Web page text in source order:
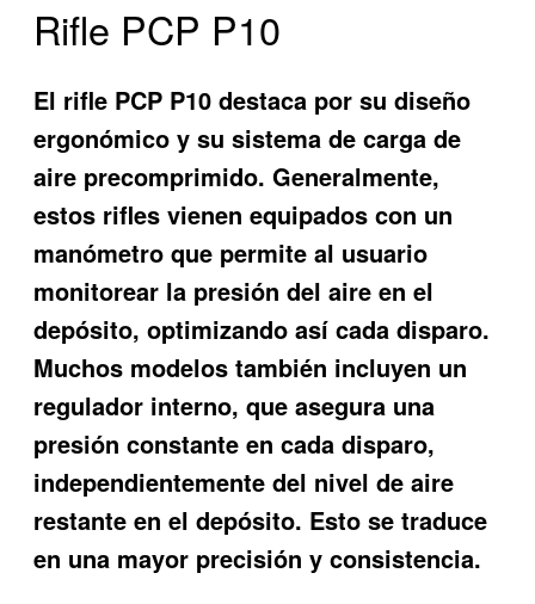
Rifle PCP P10
El rifle PCP P10 destaca por su diseño
ergonómico y su sistema de carga de
aire precomprimido. Generalmente,
estos rifles vienen equipados con un
manómetro que permite al usuario
monitorear la presión del aire en el
depósito, optimizando así cada disparo.
Muchos modelos también incluyen un
regulador interno, que asegura una
presión constante en cada disparo,
independientemente del nivel de aire
restante en el depósito. Esto se traduce
en una mayor precisión y consistencia.